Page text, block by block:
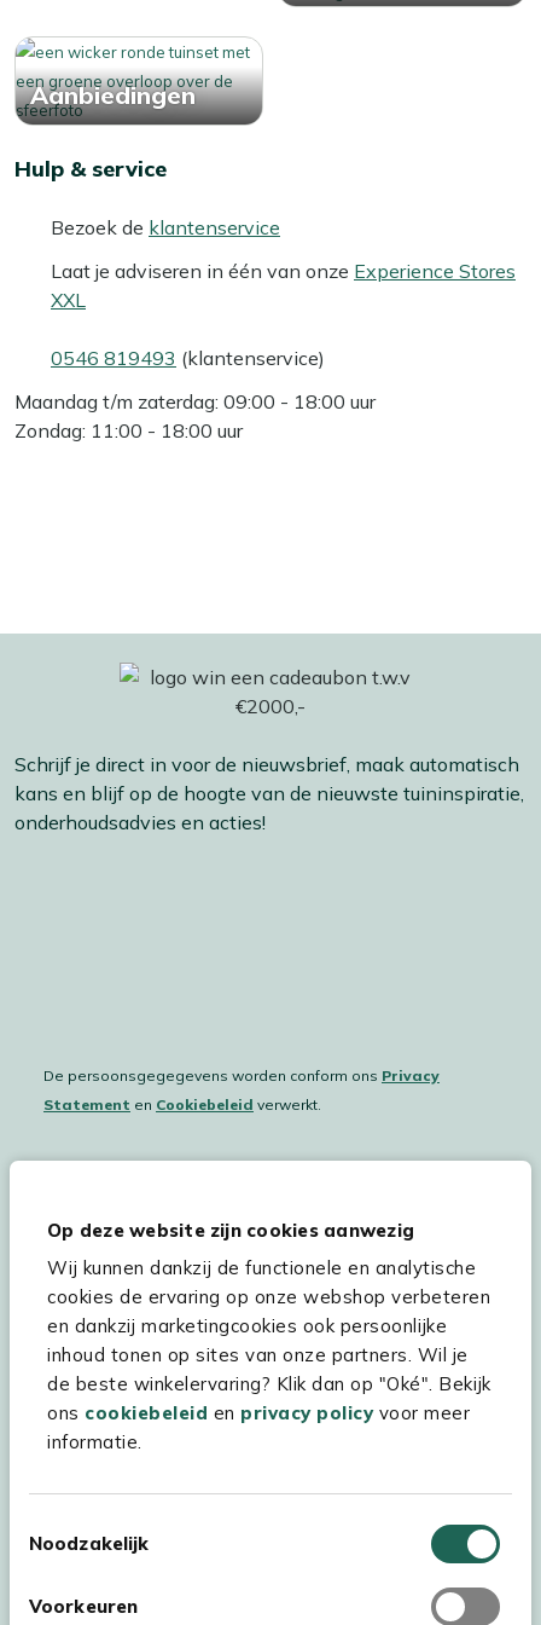
Op deze website zijn cookies aanwezig
Wij kunnen dankzij de functionele en analytische
cookies de ervaring op onze webshop verbeteren
en dankzij marketingcookies ook persoonlijke
inhoud tonen op sites van onze partners. Wil je
de beste winkelervaring? Klik dan op "Oké". Bekijk
ons cookiebeleid en privacy policyvoor meer
informatie.
Noodzakelijk
Voorkeuren
Aanbiedingen
Hulp & service
Bezoek de klantenservice
Laat je adviseren in één van onze Experience Stores
XXL
0546 819493 (klantenservice)
Maandag t/m zaterdag: 09:00 - 18:00 uur
Zondag: 11:00 - 18:00 uur
Schrijf je direct in voor de nieuwsbrief, maak automatisch
kans en blijf op de hoogte van de nieuwste tuininspiratie,
onderhoudsadvies en acties!
De persoonsgegegevens worden conform ons Privacy
Statement en Cookiebeleid verwerkt.
Hulp & service
Assortiment
Kees Smit Tuinmeubelen
Experience Stores XXL